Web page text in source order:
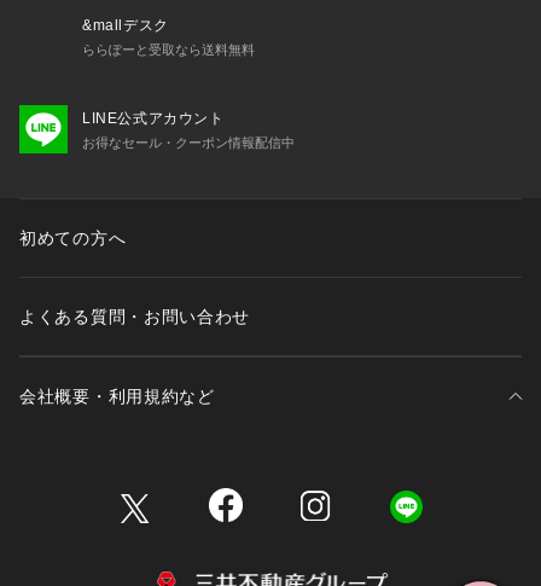
&mallデスク
ららぽーと受取なら送料無料
LINE公式アカウント
お得なセール・クーポン情報配信中
初めての方へ
よくある質問・お問い合わせ
会社概要・利用規約など